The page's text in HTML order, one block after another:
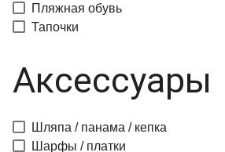
Пляжная обувь
Тапочки
Аксессуары
Шляпа / панама / кепка
Шарфы / платки